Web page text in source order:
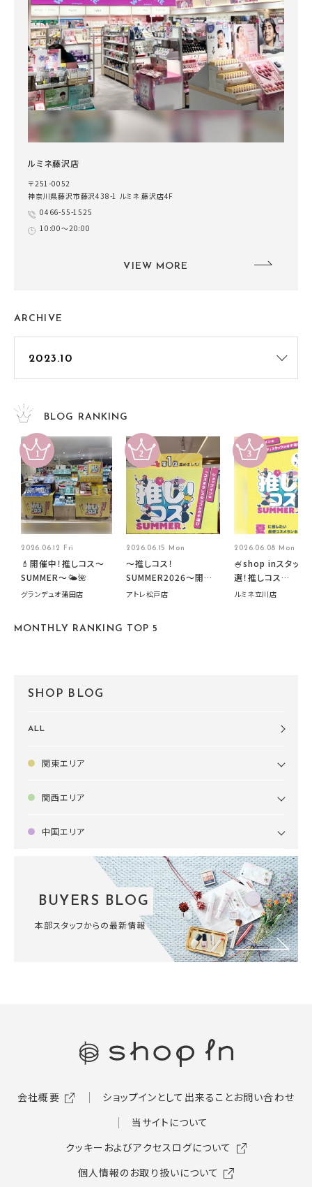
ルミネ藤沢店
〒251-0052
神奈川県藤沢市藤沢438-1 ルミネ 藤沢店4F
0466-55-1525
10:00～20:00
VIEW MORE
ARCHIVE
BLOG RANKING
2026.06.12 Fri
💄開催中！推しコス〜
SUMMER〜🌤️🌺
グランデュオ蒲田店
2026.06.15 Mon
～推しコス！
SUMMER2026～開催
中です！
アトレ松戸店
2026.06.08 Mon
🍧shop inスタッフ
選！推しコス
summer2026開催
ルミネ立川店
MONTHLY RANKING TOP 5
SHOP BLOG
ALL
関東エリア
関西エリア
中国エリア
BUYERS BLOG
本部スタッフからの最新情報
会社概要 ショップインとして出来ることお問い合わせ
当サイトについて
クッキーおよびアクセスログについて
個人情報のお取り扱いについて